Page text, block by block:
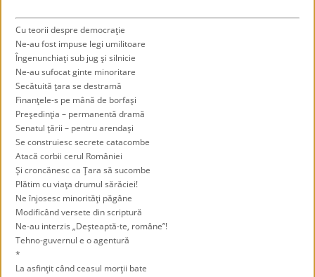
Cu teorii despre democraţie
Ne-au fost impuse legi umilitoare
Îngenunchiaţi sub jug şi silnicie
Ne-au sufocat ginte minoritare
Secătuită ţara se destramă
Finanţele-s pe mână de borfaşi
Preşedinţia – permanentă dramă
Senatul ţării – pentru arendaşi
Se construiesc secrete catacombe
Atacă corbii cerul României
Şi croncănesc ca Ţara să sucombe
Plătim cu viaţa drumul sărăciei!
Ne înjosesc minorităţi păgâne
Modificând versete din scriptură
Ne-au interzis „Deşteaptă-te, române”!
Tehno-guvernul e o agentură
*
La asfinţit când ceasul morţii bate